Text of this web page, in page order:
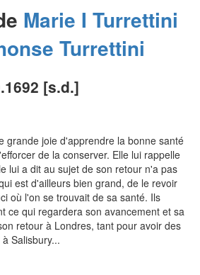
Marie I Turrettini
Turrettini
[s.d.]
grande joie d'apprendre la bonne santé
de la conserver. Elle lui rappelle
lui a dit au sujet de son retour n'a pas
est d'ailleurs bien grand, de le revoir
où l'on se trouvait de sa santé. Ils
ce qui regardera son avancement et sa
retour à Londres, tant pour avoir des
Salisbury...